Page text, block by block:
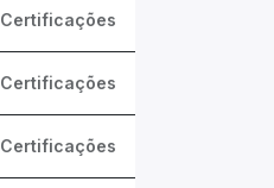
Certificações
Certificações
Certificações